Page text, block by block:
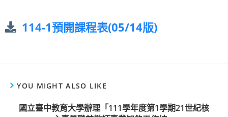
114-1預開課程表(05/14版)
YOU MIGHT ALSO LIKE
國立臺中教育大學辦理「111學年度第1學期21世紀核